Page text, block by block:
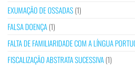
EXUMAÇÃO DE OSSADAS(1)
FALSA DOENÇA(1)
FALTA DE FAMILIARIDADE COM A LÍNGUA
FISCALIZAÇÃO ABSTRATA SUCESSIVA(1)